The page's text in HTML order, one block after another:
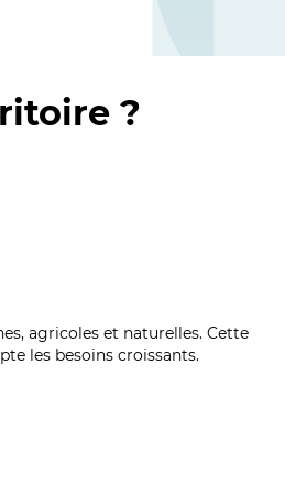
?
agricoles et naturelles. Cette
les besoins croissants.